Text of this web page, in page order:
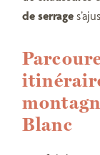
de serrage
Blanc